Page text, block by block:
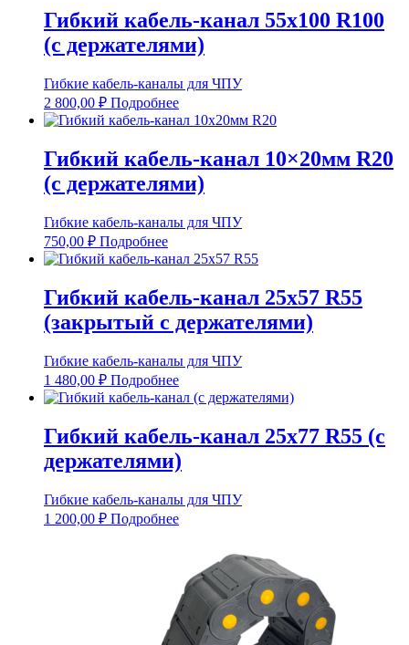
Гибкий кабель-канал 55х100 R100
(с держателями)
Гибкие кабель-каналы для ЧПУ
2 800,00 ₽ Подробнее
Гибкий кабель-канал 10×20мм R20
(с держателями)
Гибкие кабель-каналы для ЧПУ
750,00 ₽ Подробнее
Гибкий кабель-канал 25х57 R55
(закрытый с держателями)
Гибкие кабель-каналы для ЧПУ
1 480,00 ₽ Подробнее
Гибкий кабель-канал 25х77 R55 (с
держателями)
Гибкие кабель-каналы для ЧПУ
1 200,00 ₽ Подробнее